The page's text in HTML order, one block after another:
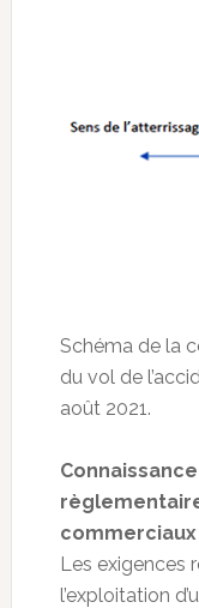
Schéma de la
du vol de
août 2021.
Les exigences
l’exploitation